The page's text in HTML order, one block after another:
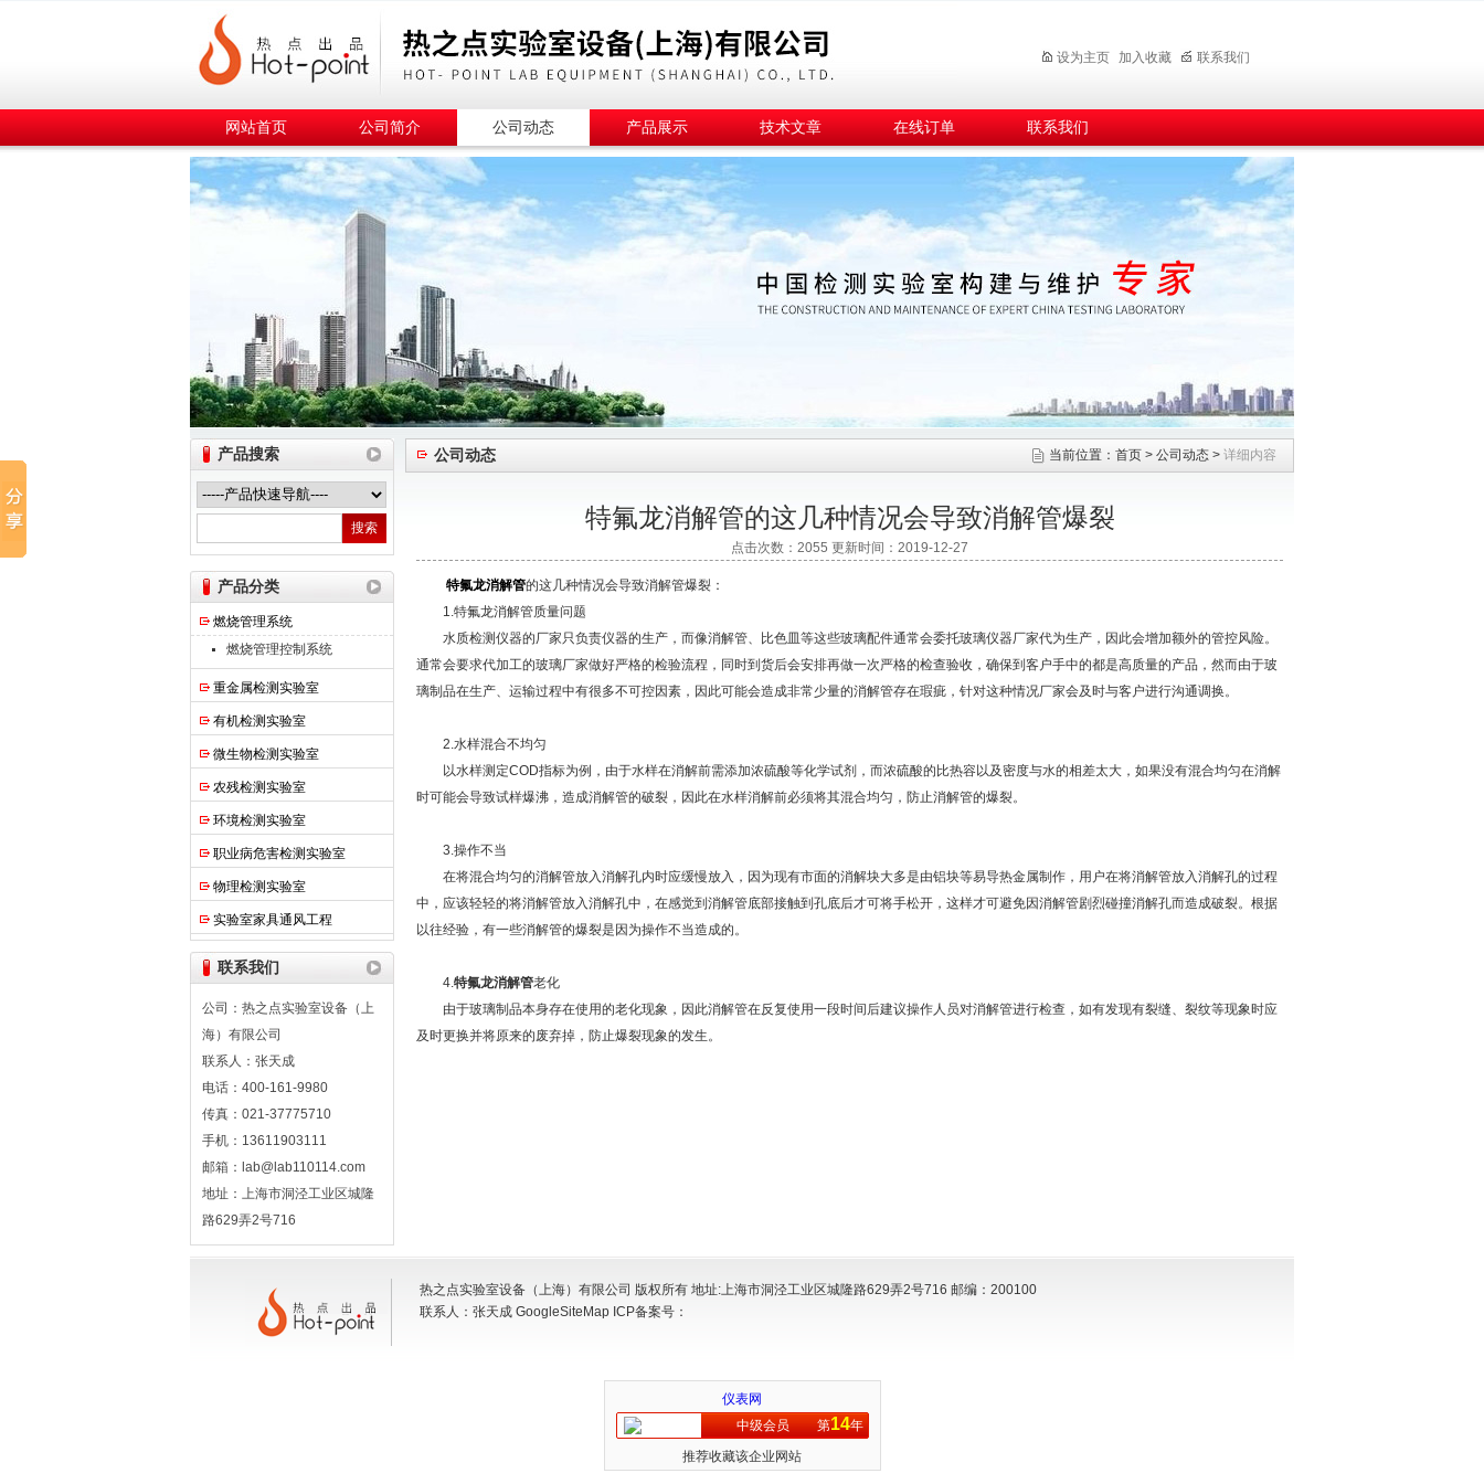
热之点实验室设备（上海）有限公司
设为主页 加入收藏 联系我们
网站首页 公司简介 公司动态 产品展示 技术文章 在线订单 联系我们
产品搜索
产品分类
燃烧管理系统
燃烧管理控制系统
重金属检测实验室
有机检测实验室
微生物检测实验室
农残检测实验室
环境检测实验室
职业病危害检测实验室
物理检测实验室
实验室家具通风工程
联系我们
公司：热之点实验室设备（上
海）有限公司
联系人：张天成
电话：400-161-9980
传真：021-37775710
手机：13611903111
邮箱：lab@lab110114.com
地址：上海市洞泾工业区城隆
路629弄2号716
公司动态 当前位置： 首页 > 公司动态 > 详细内容
特氟龙消解管的这几种情况会导致消解管爆裂
点击次数：2055 更新时间：2019-12-27
特氟龙消解管的这几种情况会导致消解管爆裂：
1.特氟龙消解管质量问题
水质检测仪器的厂家只负责仪器的生产，而像消解管、比色皿等这些玻璃配件通常会委托玻璃仪器厂家代为生产，因此会增加额外的管控风险。
通常会要求代加工的玻璃厂家做好严格的检验流程，同时到货后会安排再做一次严格的检查验收，确保到客户手中的都是高质量的产品，然而由于玻
璃制品在生产、运输过程中有很多不可控因素，因此可能会造成非常少量的消解管存在瑕疵，针对这种情况厂家会及时与客户进行沟通调换。
2.水样混合不均匀
以水样测定COD指标为例，由于水样在消解前需添加浓硫酸等化学试剂，而浓硫酸的比热容以及密度与水的相差太大，如果没有混合均匀在消解
时可能会导致试样爆沸，造成消解管的破裂，因此在水样消解前必须将其混合均匀，防止消解管的爆裂。
3.操作不当
在将混合均匀的消解管放入消解孔内时应缓慢放入，因为现有市面的消解块大多是由铝块等易导热金属制作，用户在将消解管放入消解孔的过程
中，应该轻轻的将消解管放入消解孔中，在感觉到消解管底部接触到孔底后才可将手松开，这样才可避免因消解管剧烈碰撞消解孔而造成破裂。根据
以往经验，有一些消解管的爆裂是因为操作不当造成的。
4.特氟龙消解管老化
由于玻璃制品本身存在使用的老化现象，因此消解管在反复使用一段时间后建议操作人员对消解管进行检查，如有发现有裂缝、裂纹等现象时应
及时更换并将原来的废弃掉，防止爆裂现象的发生。
热之点实验室设备（上海）有限公司 版权所有 地址:上海市洞泾工业区城隆路629弄2号716 邮编：200100
联系人：张天成 GoogleSiteMap ICP备案号：
仪表网
中级会员
第14年
推荐收藏该企业网站